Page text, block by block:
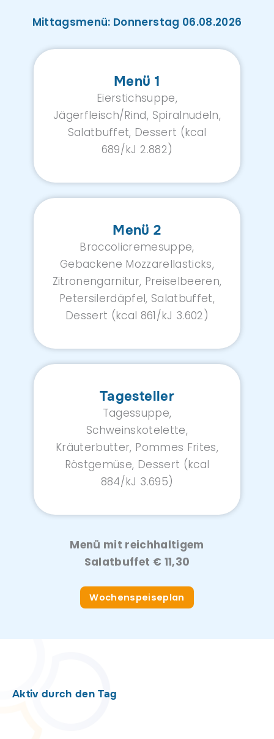
Mittagsmenü: Donnerstag 06.08.2026
Menü 1
Eierstichsuppe,
Jägerfleisch/Rind, Spiralnudeln,
Salatbuffet, Dessert (kcal
689/kJ 2.882)
Menü 2
Broccolicremesuppe,
Gebackene Mozzarellasticks,
Zitronengarnitur, Preiselbeeren,
Petersilerdäpfel, Salatbuffet,
Dessert (kcal 861/kJ 3.602)
Tagesteller
Tagessuppe,
Schweinskotelette,
Kräuterbutter, Pommes Frites,
Röstgemüse, Dessert (kcal
884/kJ 3.695)
Menü mit reichhaltigem
Salatbuffet € 11,30
Wochenspeiseplan
Aktiv durch den Tag